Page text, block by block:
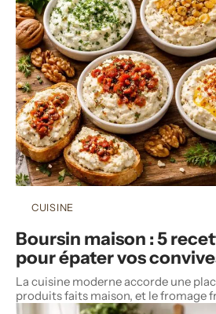
CUISINE
Boursin maison : 5
pour épater vos
La cuisine moderne accorde une
produits faits maison, et le fromage